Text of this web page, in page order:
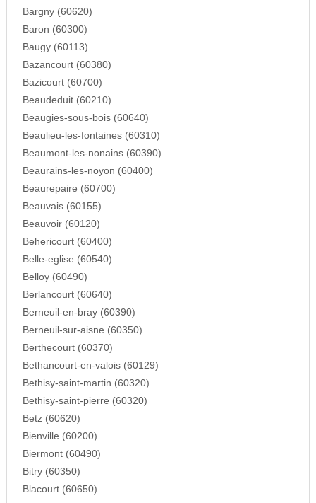
Bargny (60620)
Baron (60300)
Baugy (60113)
Bazancourt (60380)
Bazicourt (60700)
Beaudeduit (60210)
Beaugies-sous-bois (60640)
Beaulieu-les-fontaines (60310)
Beaumont-les-nonains (60390)
Beaurains-les-noyon (60400)
Beaurepaire (60700)
Beauvais (60155)
Beauvoir (60120)
Behericourt (60400)
Belle-eglise (60540)
Belloy (60490)
Berlancourt (60640)
Berneuil-en-bray (60390)
Berneuil-sur-aisne (60350)
Berthecourt (60370)
Bethancourt-en-valois (60129)
Bethisy-saint-martin (60320)
Bethisy-saint-pierre (60320)
Betz (60620)
Bienville (60200)
Biermont (60490)
Bitry (60350)
Blacourt (60650)